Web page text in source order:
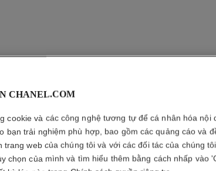
DÂY
Vàng trắng 18K,
Xem thêm chi tiết
Tham chiếu J3171
CHANEL.COM
cookie và các công nghệ tương tự để cá nhân hóa nội
bạn trải nghiệm phù hợp, bao gồm các quảng cáo và
trang web của chúng tôi và với các đối tác của chúng
chọn của mình và tìm hiểu thêm bằng cách nhấp vào